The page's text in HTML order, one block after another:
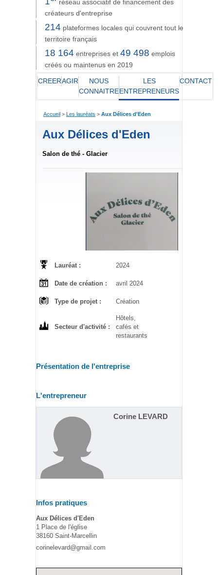
réseau associatif de financement des
créateurs d'entreprise
214 plateformes locales qui couvrent tout le
territoire français
18 164 entreprises et 49 498 emplois
créés ou maintenus en 2019
CREERAGIR
NOUS
CONNAITRE
LES
ENTREPRENEURS
CONTACT
Accueil > Les lauréats > Aux Délices d'Eden
Aux Délices d'Eden
Salon de thé - Glacier
Lauréat : 2024
Date de création : avril 2024
Type de projet : Création
Secteur d'activité :
Hôtels,
cafés et
restaurants
Présentation de l'entreprise
L'entrepreneur
Corine LEVARD
Infos pratiques
Aux Délices d'Eden
1 Place de l'église
38160 Saint-Marcellin
corinelevard@gmail.com